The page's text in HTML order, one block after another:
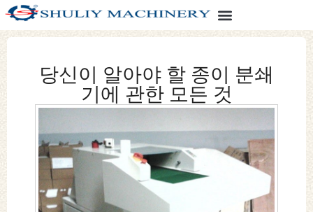
당신이 알아야 할 종이 분쇄
기에 관한 모든 것